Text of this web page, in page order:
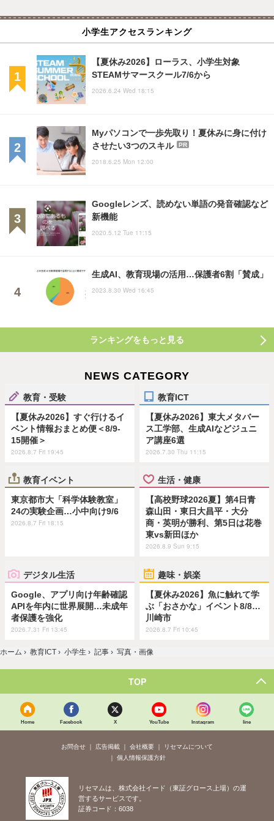
小学生アクセスランキング
【夏休み2026】ローラス、小学生対象
STEAMサマースクール7/6から
2026.6.24 Wed 18:15
Myパソコンで一歩先取り！夏休みに身に付け
させたい3つのスキル
PR
2018.6.25 Mon 12:00
Googleレンズ、読めない単語の発音確認など
新機能
2020.5.12 Tue 11:15
生成AI、教育現場の活用…保護者6割「賛成」
2023.8.30 Wed 16:45
ランキングをもっと見る
NEWS CATEGORY
教育・受験
【夏休み2026】すぐ行けるイ
ベント情報おまとめ便＜8/9-
15開催＞
2026.8.7 Fri 19:45
教育ICT
【夏休み2026】東大メタバー
ス工学部、生成AIなどジュニ
ア講座6選
2026.7.30 Thu 11:15
教育イベント
東京都市大「科学体験教室」
24の実験企画…小中向け9/6
2026.8.7 Fri 18:15
生活・健康
【高校野球2026夏】第4日青
森山田・東日大昌平・大分
商・英明が勝利、第5日は花巻
東vs新田ほか
2026.8.9 Sun 9:15
デジタル生活
Google、アプリ向け年齢確認
APIを年内に世界展開…未成年
者保護を強化
2026.7.31 Fri 13:45
趣味・娯楽
【夏休み2026】魚に触れて学
ぶ「おさかな」イベント8/8…
川崎市
2026.8.7 Fri 10:45
ホーム › 教育ICT › 小学生 › 記事 › 写真・画像
TOP
Home Facebook X YouTube Instagram line
お問合せ 広告掲載 会社概要
リセマムについて
個人情報保護方針
リセマムは、株式会社イード（東証グロース上場）の運
営するサービスです。
証券コード：6038